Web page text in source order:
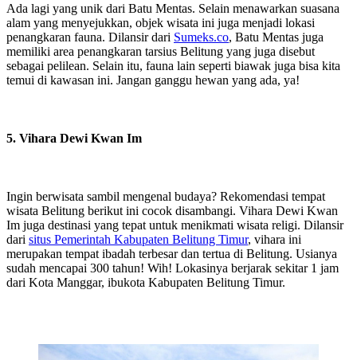
Ada lagi yang unik dari Batu Mentas. Selain menawarkan suasana
alam yang menyejukkan, objek wisata ini juga menjadi lokasi
penangkaran fauna. Dilansir dari Sumeks.co, Batu Mentas juga
memiliki area penangkaran tarsius Belitung yang juga disebut
sebagai pelilean. Selain itu, fauna lain seperti biawak juga bisa kita
temui di kawasan ini. Jangan ganggu hewan yang ada, ya!
5. Vihara Dewi Kwan Im
Ingin berwisata sambil mengenal budaya? Rekomendasi tempat
wisata Belitung berikut ini cocok disambangi. Vihara Dewi Kwan
Im juga destinasi yang tepat untuk menikmati wisata religi. Dilansir
dari situs Pemerintah Kabupaten Belitung Timur, vihara ini
merupakan tempat ibadah terbesar dan tertua di Belitung. Usianya
sudah mencapai 300 tahun! Wih! Lokasinya berjarak sekitar 1 jam
dari Kota Manggar, ibukota Kabupaten Belitung Timur.